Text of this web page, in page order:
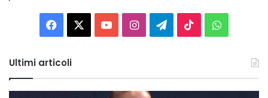
Facebook You InstagramTelegram
TikTok
Ultimi articoli